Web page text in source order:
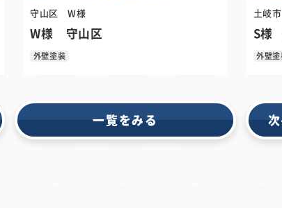
守山区 W様
W様 守山区
外壁塗装
土岐市
S様
外壁塗
一覧をみる